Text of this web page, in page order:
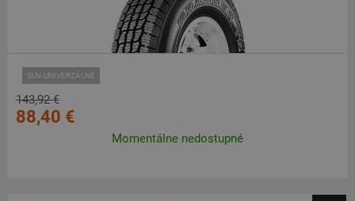
SUV-UNIVERZÁLNE
143,92 €
88,40 €
Momentálne nedostupné